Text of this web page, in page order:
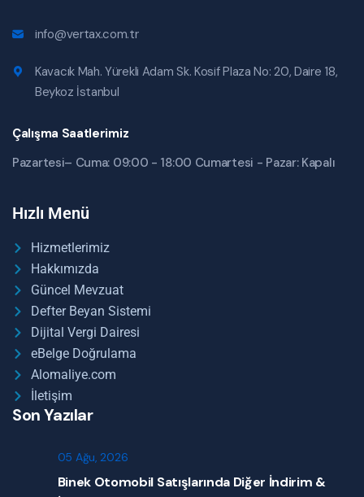
info@vertax.com.tr
Kavacık Mah. Yürekli Adam Sk. Kosif Plaza No: 20, Daire 18,
Beykoz İstanbul
Çalışma Saatlerimiz
Pazartesi– Cuma: 09:00 - 18:00 Cumartesi - Pazar: Kapalı
Hızlı Menü
Hizmetlerimiz
Hakkımızda
Güncel Mevzuat
Defter Beyan Sistemi
Dijital Vergi Dairesi
eBelge Doğrulama
Alomaliye.com
İletişim
Son Yazılar
05 Ağu, 2026
Binek Otomobil Satışlarında Diğer İndirim &